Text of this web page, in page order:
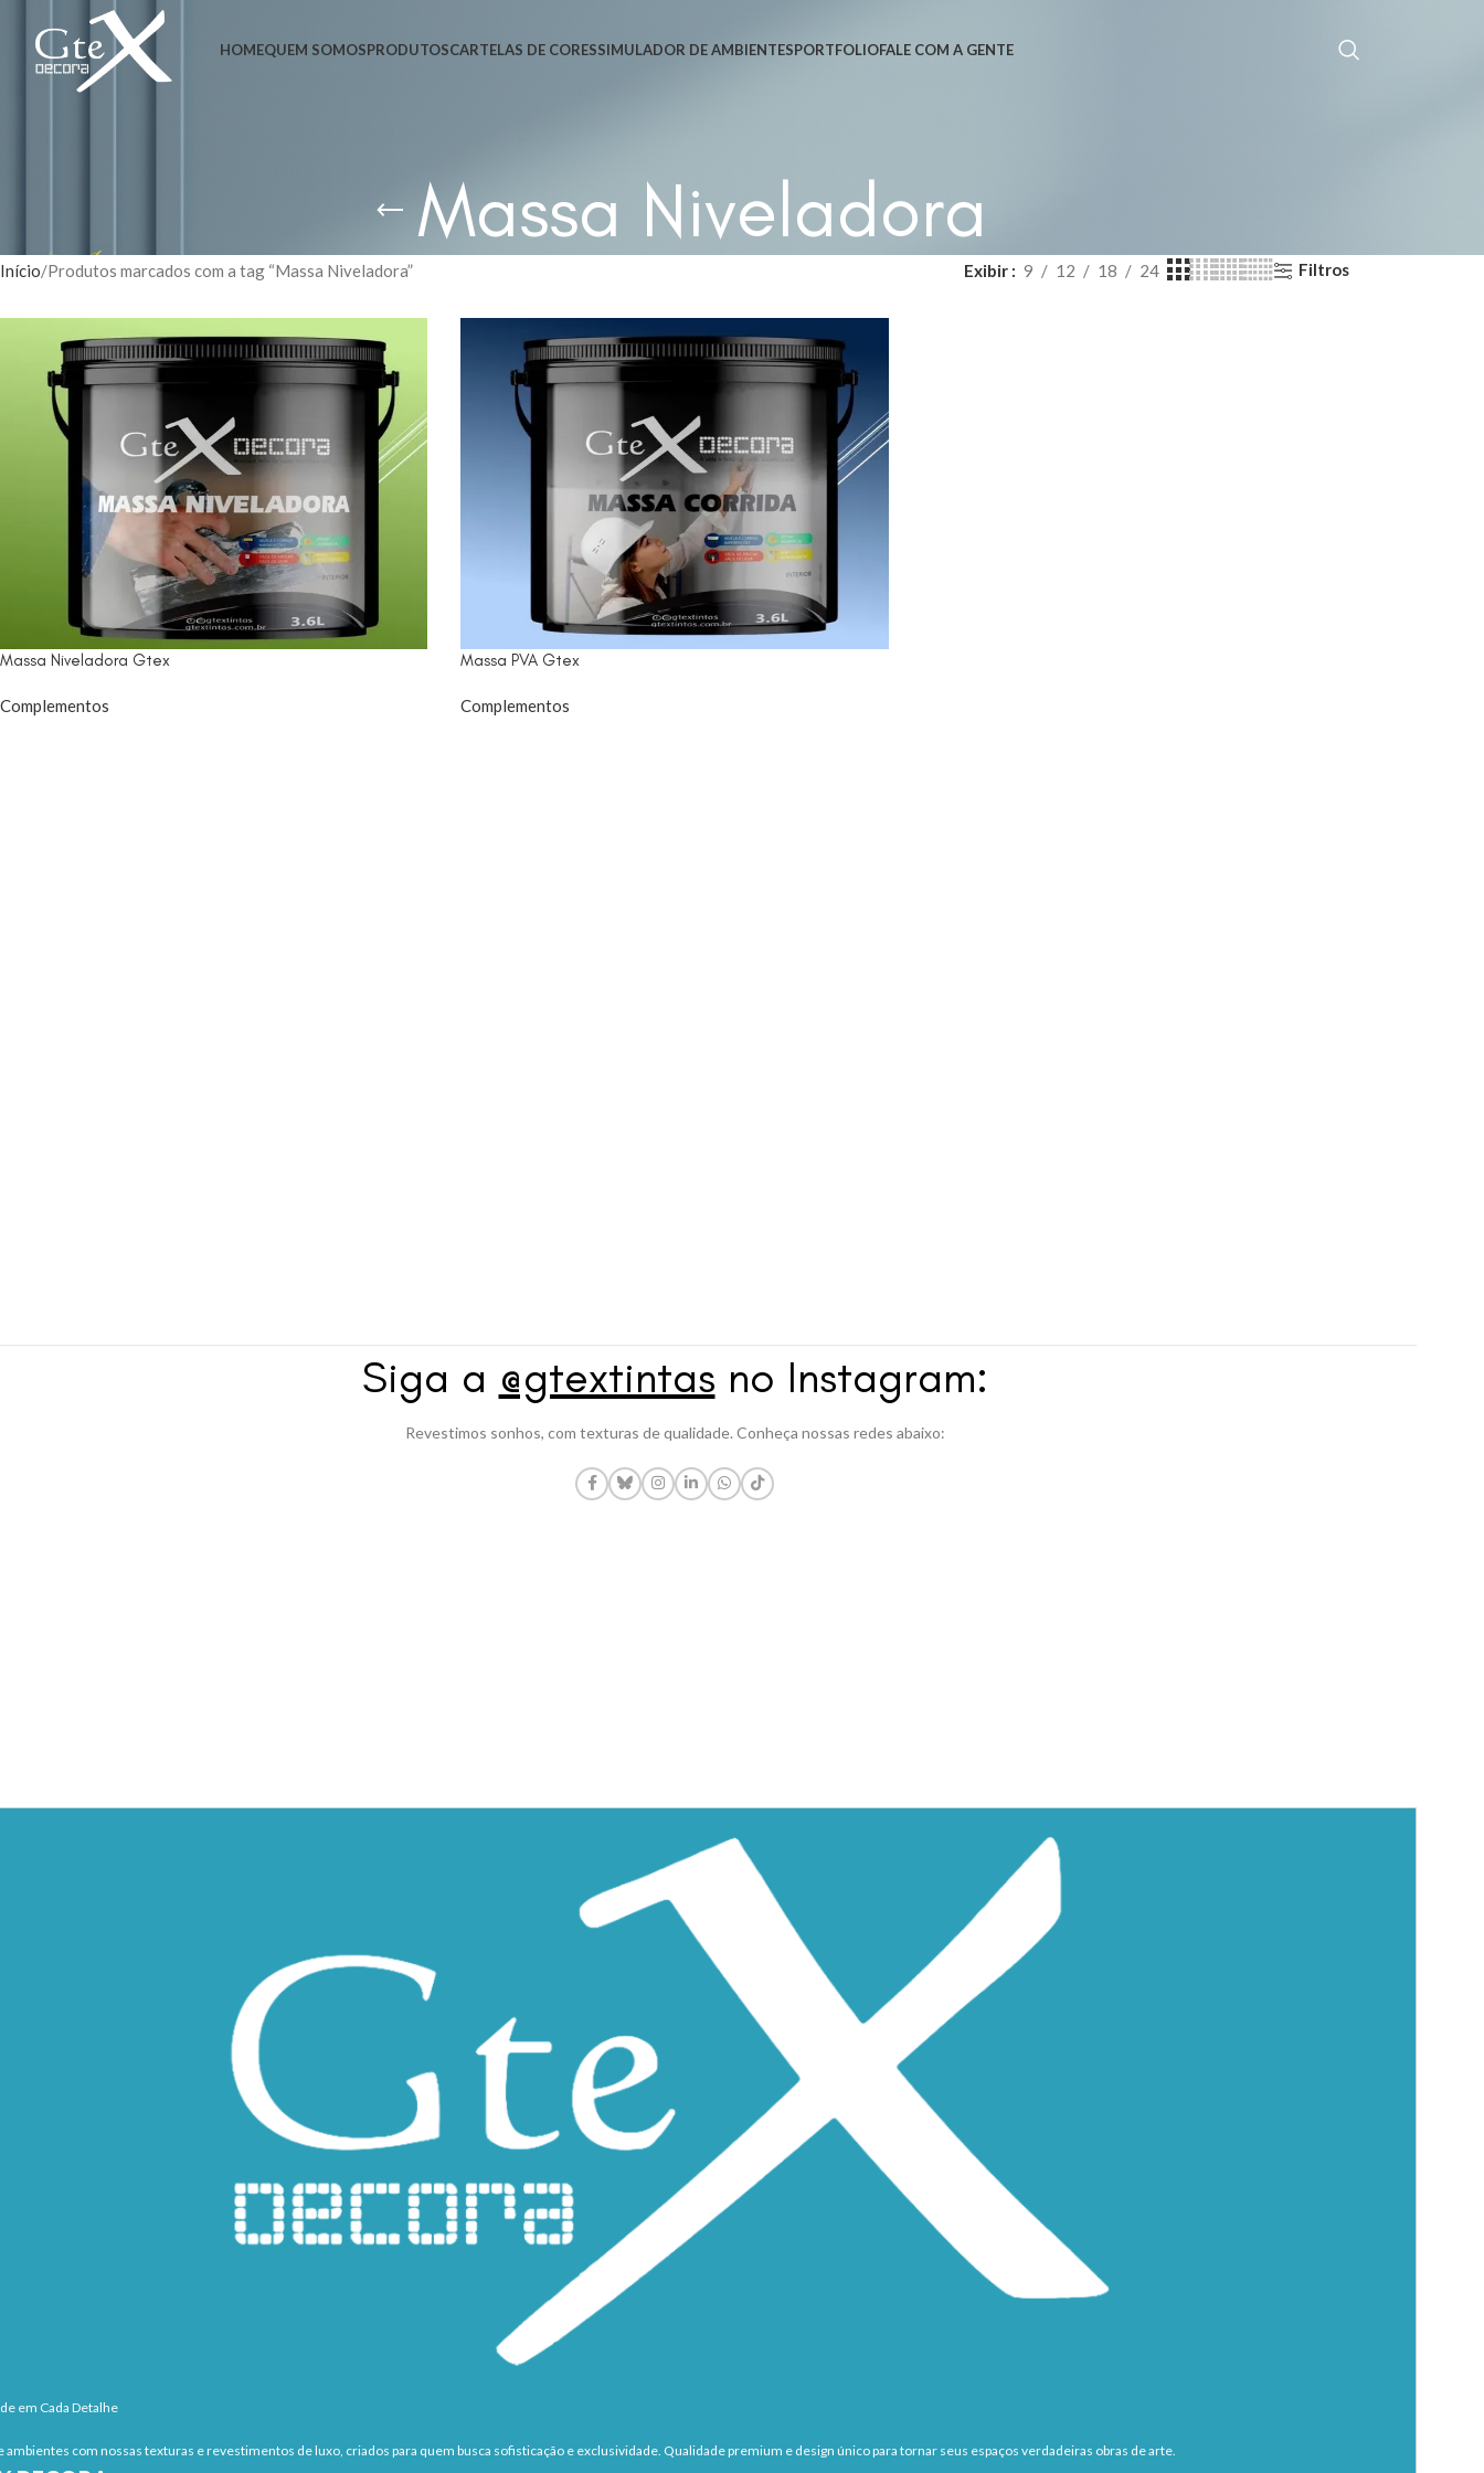
HOMEQUEM SOMOSPRODUTOSCARTELAS DE CORESSIMULADOR DE AMBIENTESPORTFOLIOFALE COM A GENTE
Massa Niveladora
Início Produtos marcados com a tag “Massa Niveladora” Exibir 9 12 18 24 Filtros
Massa Niveladora Gtex
Complementos
Massa PVA Gtex
Complementos
Siga a @gtextintas no Instagram:
Revestimos sonhos, com texturas de qualidade. Conheça nossas redes abaixo:
em Cada Detalhe
ambientes com nossas texturas e revestimentos de luxo, criados para quem busca sofisticação e exclusividade. Qualidade premium e design único para tornar seus espaços verdadeiras obras de arte.